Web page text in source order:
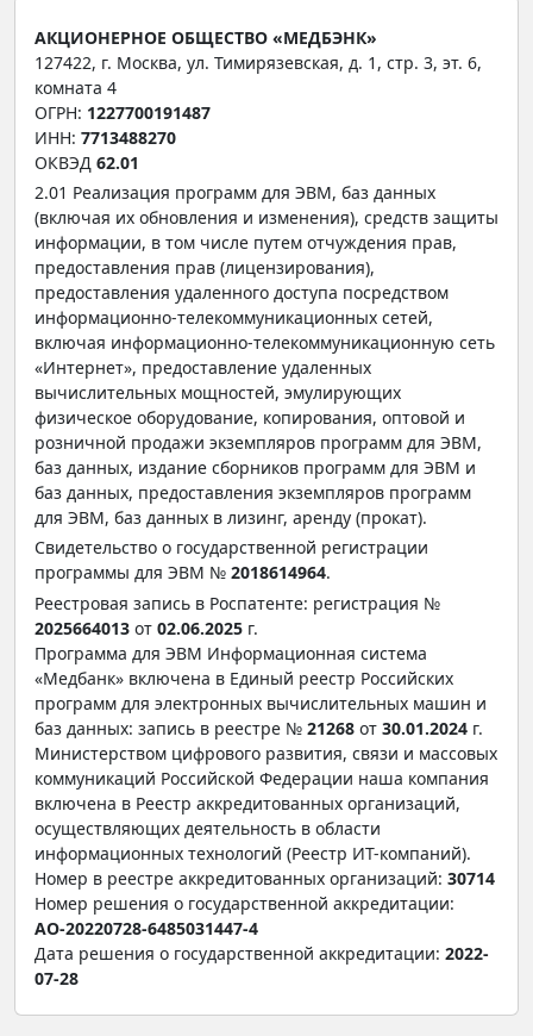
АКЦИОНЕРНОЕ ОБЩЕСТВО «МЕДБЭНК»
127422, г. Москва, ул. Тимирязевская, д. 1, стр. 3, эт. 6,
комната 4
ОГРН: 1227700191487
ИНН: 7713488270
ОКВЭД 62.01
2.01 Реализация программ для ЭВМ, баз данных
(включая их обновления и изменения), средств защиты
информации, в том числе путем отчуждения прав,
предоставления прав (лицензирования),
предоставления удаленного доступа посредством
информационно-телекоммуникационных сетей,
включая информационно-телекоммуникационную сеть
«Интернет», предоставление удаленных
вычислительных мощностей, эмулирующих
физическое оборудование, копирования, оптовой и
розничной продажи экземпляров программ для ЭВМ,
баз данных, издание сборников программ для ЭВМ и
баз данных, предоставления экземпляров программ
для ЭВМ, баз данных в лизинг, аренду (прокат).
Свидетельство о государственной регистрации
программы для ЭВМ № 2018614964.
Реестровая запись в Роспатенте: регистрация №
2025664013 от 02.06.2025 г.
Программа для ЭВМ Информационная система
«Медбанк» включена в Единый реестр Российских
программ для электронных вычислительных машин и
баз данных: запись в реестре № 21268 от 30.01.2024 г.
Министерством цифрового развития, связи и массовых
коммуникаций Российской Федерации наша компания
включена в Реестр аккредитованных организаций,
осуществляющих деятельность в области
информационных технологий (Реестр ИТ-компаний).
Номер в реестре аккредитованных организаций: 30714
Номер решения о государственной аккредитации:
АО-20220728-6485031447-4
Дата решения о государственной аккредитации: 2022-
07-28